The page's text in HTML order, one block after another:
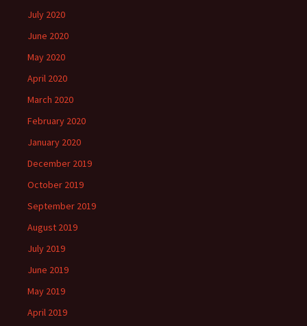
July 2020
June 2020
May 2020
April 2020
March 2020
February 2020
January 2020
December 2019
October 2019
September 2019
August 2019
July 2019
June 2019
May 2019
April 2019